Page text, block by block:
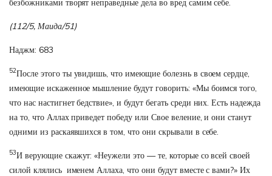
безбожниками творят неправедные дела во вред самим себе.
(112/5, Маида/51)
Наджм: 683
52После этого ты увидишь, что имеющие болезнь в своем сердце,
имеющие искаженное мышление будут говорить: «Мы боимся того,
что нас настигнет бедствие», и будут бегать среди них. Есть надежда
на то, что Аллах приведет победу или Свое веление, и они станут
одними из раскаявшихся в том, что они скрывали в себе.
53И верующие скажут: «Неужели это — те, которые со всей своей
силой клялись именем Аллаха, что они будут вместе с вами?» Их